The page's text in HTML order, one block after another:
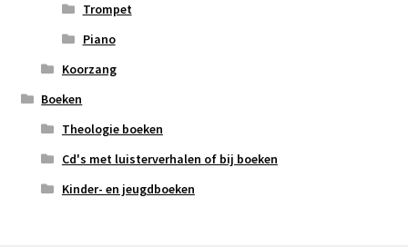
Trompet
Piano
Koorzang
Boeken
Theologie boeken
Cd's met luisterverhalen of bij boeken
Kinder- en jeugdboeken